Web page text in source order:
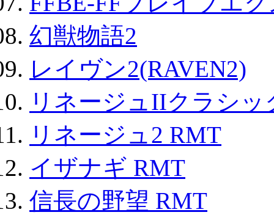
幻獣物語2
レイヴン2(RAVEN2)
リネージュIIクラシ
リネージュ2 RMT
イザナギ RMT
信長の野望 RMT